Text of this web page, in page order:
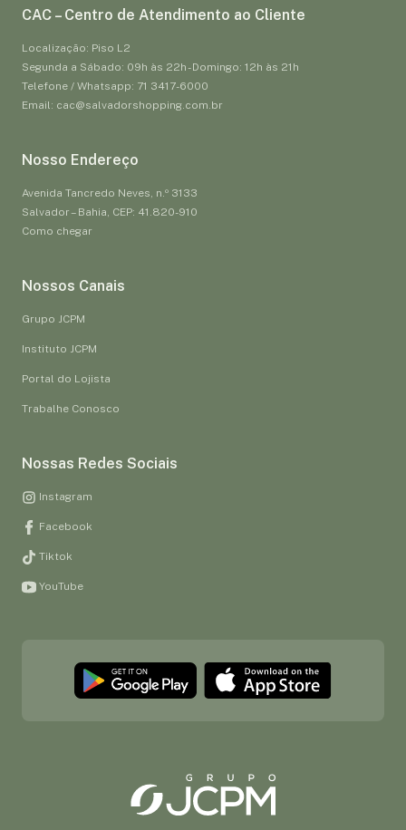
CAC – Centro de Atendimento ao Cliente
Localização: Piso L2
Segunda a Sábado: 09h às 22h - Domingo: 12h às 21h
Telefone / Whatsapp: 71 3417-6000
Email: cac@salvadorshopping.com.br
Nosso Endereço
Avenida Tancredo Neves, n.º 3133
Salvador – Bahia, CEP: 41.820-910
Como chegar
Nossos Canais
Grupo JCPM
Instituto JCPM
Portal do Lojista
Trabalhe Conosco
Nossas Redes Sociais
Instagram
Facebook
Tiktok
YouTube